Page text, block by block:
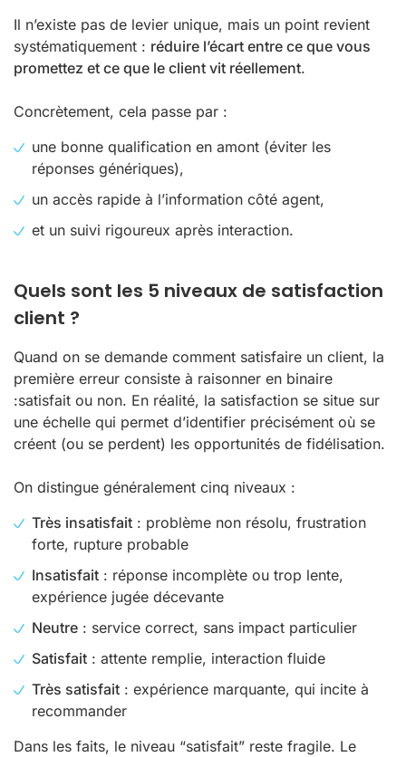
Il n’existe pas de levier unique, mais un point revient
systématiquement : réduire l’écart entre ce que vous
promettez et ce que le client vit réellement.
Concrètement, cela passe par :
une bonne qualification en amont (éviter les
réponses génériques),
un accès rapide à l’information côté agent,
et un suivi rigoureux après interaction.
Quels sont les 5 niveaux de satisfaction
client ?
Quand on se demande comment satisfaire un client, la
première erreur consiste à raisonner en binaire
:satisfait ou non. En réalité, la satisfaction se situe sur
une échelle qui permet d’identifier précisément où se
créent (ou se perdent) les opportunités de fidélisation.
On distingue généralement cinq niveaux :
Très insatisfait : problème non résolu, frustration
forte, rupture probable
Insatisfait : réponse incomplète ou trop lente,
expérience jugée décevante
Neutre : service correct, sans impact particulier
Satisfait : attente remplie, interaction fluide
Très satisfait : expérience marquante, qui incite à
recommander
Dans les faits, le niveau “satisfait” reste fragile. Le